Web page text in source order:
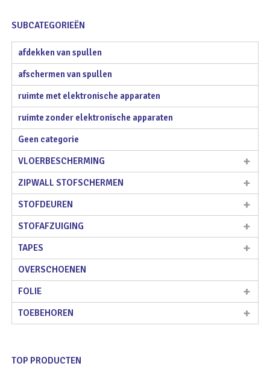
SUBCATEGORIEËN
afdekken van spullen
afschermen van spullen
ruimte met elektronische apparaten
ruimte zonder elektronische apparaten
Geen categorie
VLOERBESCHERMING
ZIPWALL STOFSCHERMEN
STOFDEUREN
STOFAFZUIGING
TAPES
OVERSCHOENEN
FOLIE
TOEBEHOREN
TOP PRODUCTEN